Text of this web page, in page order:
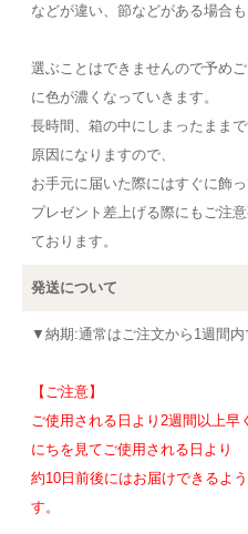
などが違い、節などがある場合も
選ぶことはできませんので予め
に色が濃くなっていきます。
長時間、箱の中にしまったまま
原因になりますので、
お手元に届いた際にはすぐに飾っ
プレゼント差上げる際にもご注
ております。
発送について
▼納期:通常はご注文から1週間内
【ご注意】
ご使用される日より2週間以上早
にちを見てご使用される日より
約10日前後にはお届けできるよ
す。